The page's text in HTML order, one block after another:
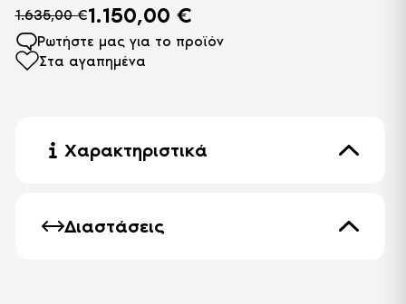
1.635,00€
Original
price
was:
1.635,00 €.
1.150,00 €
Η
τρέχουσα
τιμή
είναι:
Χαρακτηριστικά
ΞύλινοΔιαστάσεις
Ρωτήστε μας για το προϊόν
Στα αγαπημένα